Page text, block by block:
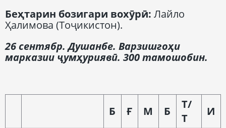
Беҳтарин бозигари вохӯрӣ: Лайло
Ҳалимова (Тоҷикистон).
26 сентябр. Душанбе. Варзишгоҳи
марказии ҷумҳуриявӣ. 300тамошобин.
Б Ғ М Б
Т/
Т
И